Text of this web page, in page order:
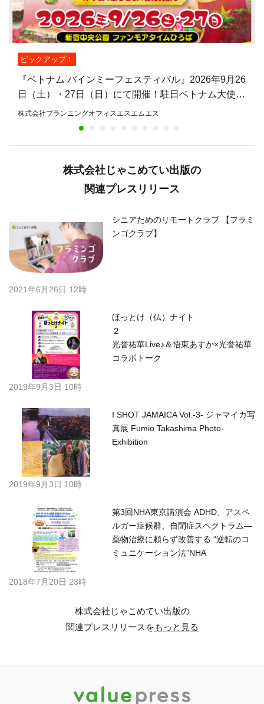
ピックアップ！
『ベトナム バインミーフェスティバル』2026年9月26
日（土）・27日（日）にて開催！駐日ベトナム大使館
公認、バインミーを主役とした日本初のフェスティバ
株式会社プランニングオフィスエスエムエス
株式会社じゃこめてい出版の
関連プレスリリース
シニアためのリモートクラブ 【フラミ
ンゴクラブ】
2021年6月26日 12時
ほっとけ（仏）ナイト
光誉祐華Live♪＆悟東あすか×光誉祐華
コラボトーク
2019年9月3日 10時
I SHOT JAMAICA Vol.-3- ジャマイカ写
真展 Fumio Takashima Photo-
Exhibition
2019年9月3日 10時
第3回NHA東京講演会 ADHD、アスペ
ルガー症候群、自閉症スペクトラム―
薬物治療に頼らず改善する “逆転のコ
ミュニケーション法”NHA
2018年7月20日 23時
株式会社じゃこめてい出版の
関連プレスリリースをもっと見る